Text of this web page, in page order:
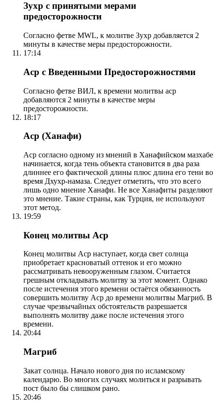
Зухр с принятыми мерами
предосторожности
Согласно фетве MWL, к молитве Зухр добавляется 2
минуты в качестве меры предосторожности.
17:14
Аср с Введенными Предосторожностями
Согласно фетве ВИЛ, к времени молитвы аср
добавляются 2 минуты в качестве меры
предосторожности.
18:17
Аср (Ханафи)
Аср согласно одному из мнений в Ханафийском мазхабе
начинается, когда тень объекта становится в два раза
длиннее его фактической длины плюс длина его тени во
время Дхухр-намаза. Следует отметить, что это всего
лишь одно мнение Ханафи. Не все Ханафиты разделяют
это мнение. Такие страны, как Турция, не используют
этот метод.
19:59
Конец молитвы Аср
Конец молитвы Аср наступает, когда свет солнца
приобретает красноватый оттенок и его можно
рассматривать невооруженным глазом. Считается
грешным откладывать молитву за этот момент. Однако
после истечения этого времени остаётся обязанность
совершить молитву Аср до времени молитвы Магриб. В
случае чрезвычайных обстоятельств разрешается
выполнять молитву даже после истечения этого
времени.
20:44
Магриб
Закат солнца. Начало нового дня по исламскому
календарю. Во многих случаях молиться и разрывать
пост было бы слишком рано.
20:46